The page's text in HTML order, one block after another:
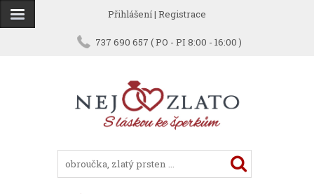
Přihlášení| Registrace
737 690 657 ( PO - PI 8:00 - 16:00 )